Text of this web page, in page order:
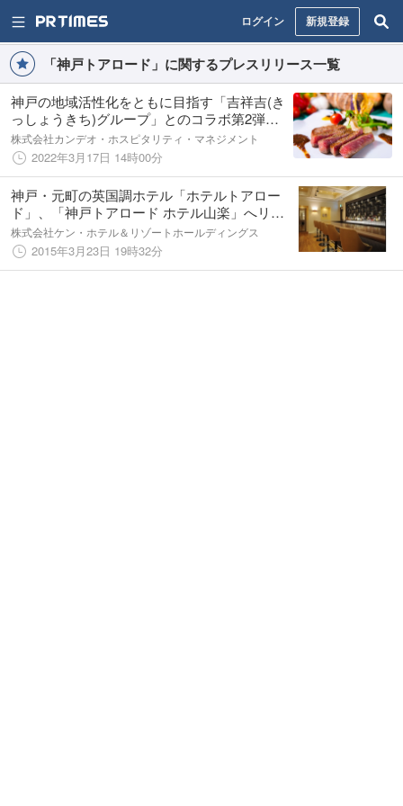
ログイン 新規登録
「神戸トアロード」に関するプレスリリース一覧
神戸の地域活性化をともに目指す「吉祥吉(き
っしょうきち)グループ」とのコラボ第2弾
「カンデオホテルズ神戸トアロード」お食事
券付きプラン
株式会社カンデオ・ホスピタリティ・マネジメント
2022年3月17日 14時00分
神戸・元町の英国調ホテル「ホテルトアロー
ド」、「神戸トアロード ホテル山楽」へリブ
ランドのお知らせ
株式会社ケン・ホテル＆リゾートホールディングス
2015年3月23日 19時32分